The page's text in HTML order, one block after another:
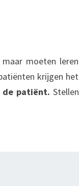
moeten leren
krijgen het
de patiënt. Stellen